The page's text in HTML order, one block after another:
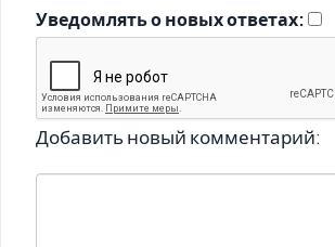
Уведомлять о новых ответах:
Добавить новый комментарий: